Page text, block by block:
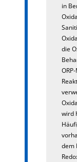
in
die
wird
dem